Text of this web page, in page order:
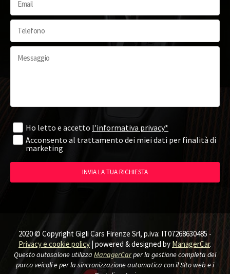
Ho letto e accetto l'informativa privacy*
Acconsento al trattamento dei miei dati per finalità di
marketing
INVIA LA TUA RICHIESTA
2020 © Copyright Gigli Cars Firenze Srl, p.iva: IT07268630485 -
Privacy e cookie policy | powered & designed by ManagerCar.
Questo autosalone utilizza ManagerCarper la gestione completa del
parco veicoli e per la sincronizzazione automatica con il Sito web e i